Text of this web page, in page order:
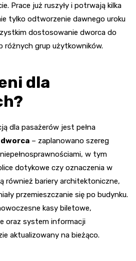
Prace już ruszyły i potrwają kilka
tylko odtworzenie dawnego uroku
dostosowanie dworca do
różnych grup użytkowników.
dla
dla pasażerów jest pełna
– zaplanowano szereg
w tym
dotykowe czy oznaczenia w
również bariery architektoniczne,
przemieszczanie się po budynku.
kasy biletowe,
oraz system informacji
aktualizowany na bieżąco.